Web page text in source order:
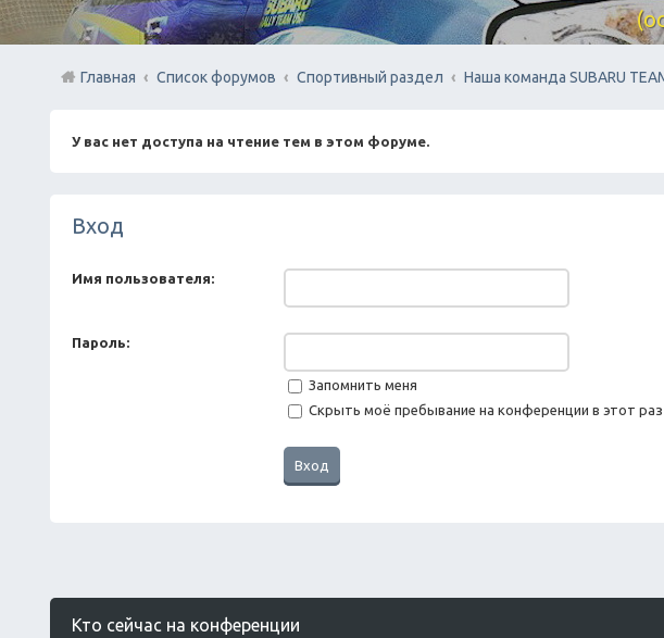
Главная Список форумов Спортивный раздел Наша команда SUBARU
У вас нет доступа на чтение тем в этом форуме.
Вход
Имя пользователя:
Пароль:
Запомнить меня
Скрыть моё пребывание на конференции в этот раз
Кто сейчас на конференции